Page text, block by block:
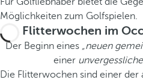
Möglichkeiten zum Golfspielen.
Flitterwochen im
Der Beginn eines „neuen
einer
Die Flitterwochen sind einer